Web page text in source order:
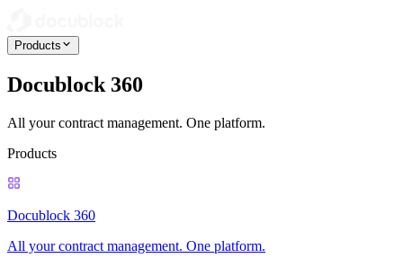
Products
Docublock 360
All your contract management. One platform.
Products
Docublock 360
All your contract management. One platform.